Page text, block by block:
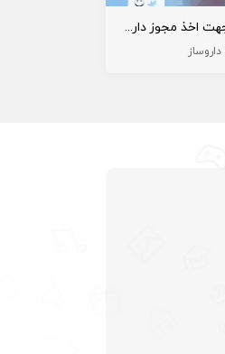
استخدام داروساز جهت اخذ مجوز داروخانه در ارومیه
داروساز